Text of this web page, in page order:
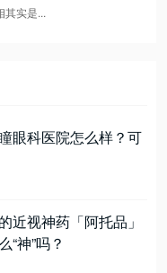
其实是...
眼科医院怎么样？可
近视神药「阿托品」
“神”吗？